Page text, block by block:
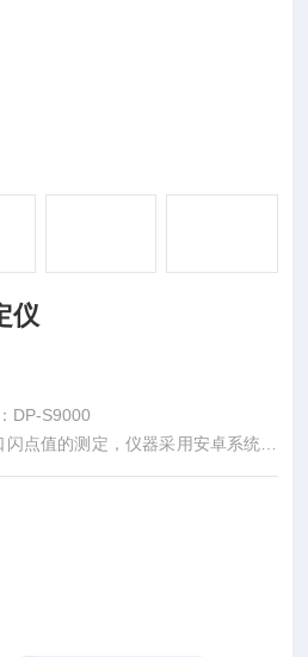
仪
DP-S9000
点值的测定，仪器采用安卓系统、
文自由切换，人机交互方便；仪器具